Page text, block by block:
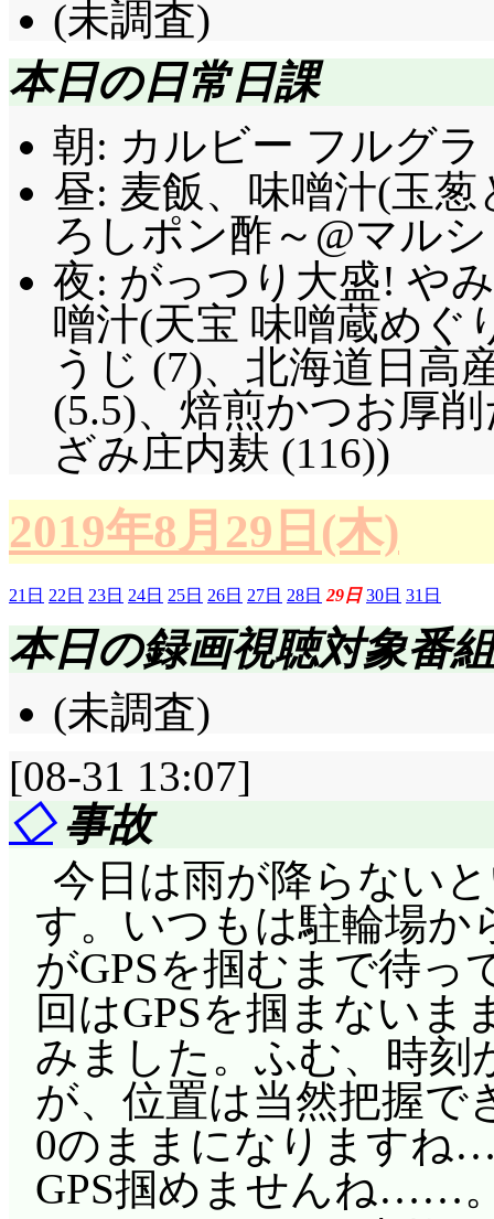
(未調査)
本日の日常日課
朝: カルビー フルグラ
昼: 麦飯、味噌汁(玉
ろしポン酢～@マル
夜: がっつり大盛! や
噌汁(天宝 味噌蔵めぐ
うじ (7)、北海道日高
(5.5)、焙煎かつお厚
ざみ庄内麸 (116))
2019年8月29日(木)
21日 22日 23日 24日 25日 26日 27日 28日 29日 30日 31日
本日の録画視聴対象番組
(未調査)
[08-31 13:07]
◇事故
今日は雨が降らない
す。いつもは駐輪場
がGPSを掴むまで待っ
回はGPSを掴まない
みました。ふむ、時
が、位置は当然把握で
0のままになりますね
GPS掴めませんね……